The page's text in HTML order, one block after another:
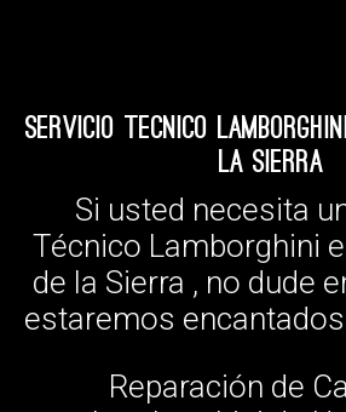
Servicio Tecnico
la Sierra
Si usted necesita
Técnico Lamborghini
de la Sierra , no dude
estaremos
Reparación de